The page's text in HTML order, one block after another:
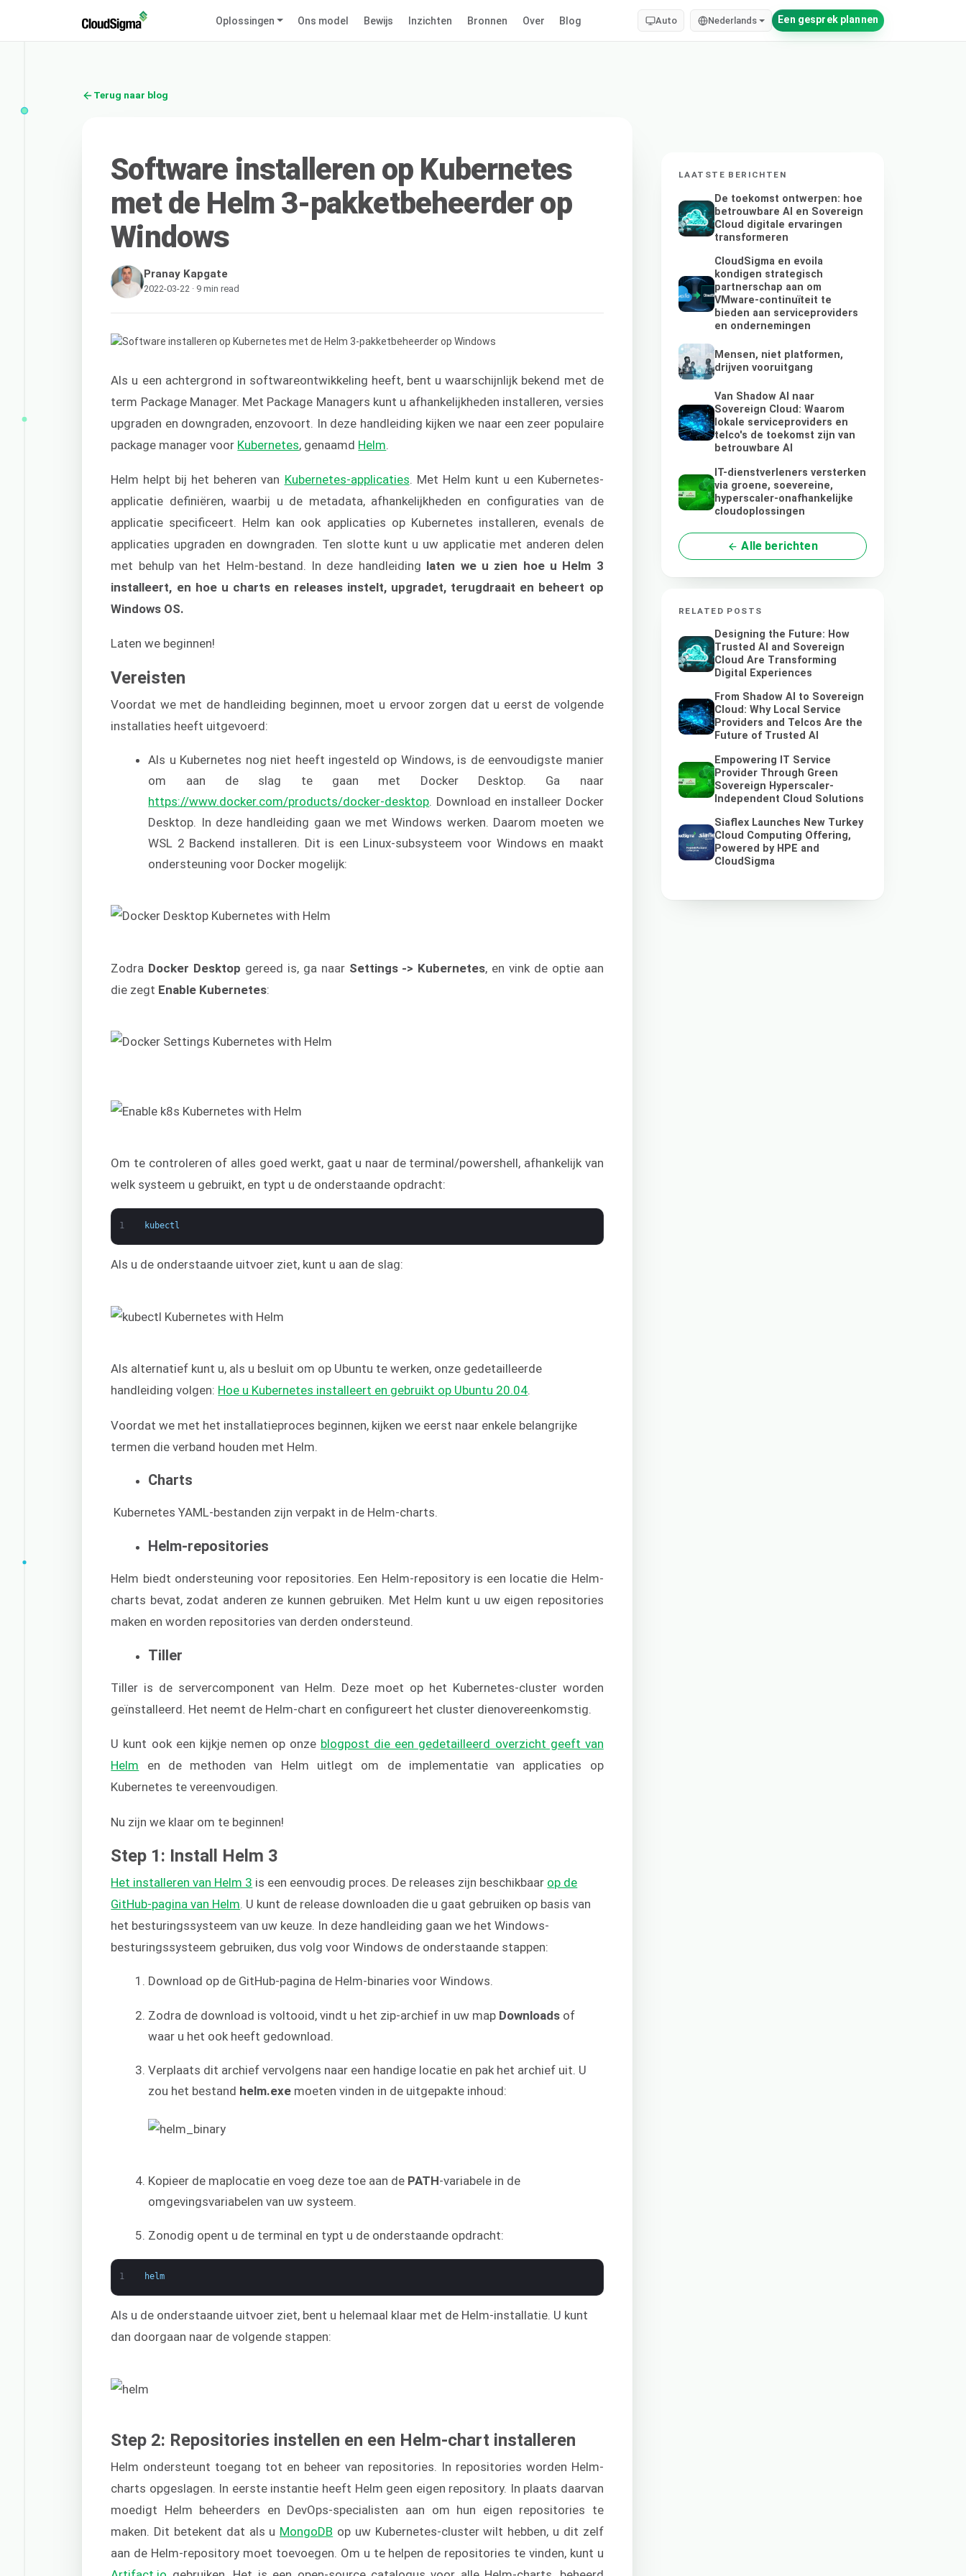
Oplossingen Ons model Bewijs Inzichten Bronnen Over Blog Auto Nederlands Een gesprek plannen
Terug naar blog
Software installeren op Kubernetes
met de Helm 3-pakketbeheerder op
Windows
Pranay Kapgate
2022-03-22 · 9 min read
Als u een achtergrond in softwareontwikkeling heeft, bent u waarschijnlijk bekend met de
term Package Manager. Met Package Managers kunt u afhankelijkheden installeren, versies
upgraden en downgraden, enzovoort. In deze handleiding kijken we naar een zeer populaire
package manager voor Kubernetes, genaamd Helm
Helm helpt bij het beheren van Kubernetes-applicaties . Met Helm kunt u een Kubernetes-
applicatie definiëren, waarbij u de metadata, afhankelijkheden en configuraties van de
applicatie specificeert. Helm kan ook applicaties op Kubernetes installeren, evenals de
applicaties upgraden en downgraden. Ten slotte kunt u uw applicatie met anderen delen
met behulp van het Helm-bestand. In deze handleiding laten we u zien hoe u Helm 3
installeert, en hoe u charts en releases instelt, upgradet, terugdraait en beheert op
Windows OS.
Laten we beginnen!
Vereisten
Voordat we met de handleiding beginnen, moet u ervoor zorgen dat u eerst de volgende
installaties heeft uitgevoerd:
Als u Kubernetes nog niet heeft ingesteld op Windows, is de eenvoudigste manier
om aan de slag te gaan met Docker Desktop. Ga naar
https://www.docker.com/products/docker-desktop. Download en installeer Docker
Desktop. In deze handleiding gaan we met Windows werken. Daarom moeten we
WSL 2 Backend installeren. Dit is een Linux-subsysteem voor Windows en maakt
ondersteuning voor Docker mogelijk:
Zodra Docker Desktop gereed is, ga naar Settings -> Kubernetes, en vink de optie aan
die zegt Enable Kubernetes:
Om te controleren of alles goed werkt, gaat u naar de terminal/powershell, afhankelijk van
welk systeem u gebruikt, en typt u de onderstaande opdracht:
1 kubectl
Als u de onderstaande uitvoer ziet, kunt u aan de slag:
Als alternatief kunt u, als u besluit om op Ubuntu te werken, onze gedetailleerde
handleiding volgen: Hoe u Kubernetes installeert en gebruikt op Ubuntu 20.04.
Voordat we met het installatieproces beginnen, kijken we eerst naar enkele belangrijke
termen die verband houden met Helm.
Charts
Kubernetes YAML-bestanden zijn verpakt in de Helm-charts.
Helm-repositories
Helm biedt ondersteuning voor repositories. Een Helm-repository is een locatie die Helm-
charts bevat, zodat anderen ze kunnen gebruiken. Met Helm kunt u uw eigen repositories
maken en worden repositories van derden ondersteund.
Tiller
Tiller is de servercomponent van Helm. Deze moet op het Kubernetes-cluster worden
geïnstalleerd. Het neemt de Helm-chart en configureert het cluster dienovereenkomstig.
U kunt ook een kijkje nemen op onze blogpost die een gedetailleerd overzicht geeft van
Helm en de methoden van Helm uitlegt om de implementatie van applicaties op
Kubernetes te vereenvoudigen.
Nu zijn we klaar om te beginnen!
Step 1: Install Helm 3
Het installeren van Helm 3 is een eenvoudig proces. De releases zijn beschikbaar op de
GitHub-pagina van Helm. U kunt de release downloaden die u gaat gebruiken op basis van
het besturingssysteem van uw keuze. In deze handleiding gaan we het Windows-
besturingssysteem gebruiken, dus volg voor Windows de onderstaande stappen:
Download op de GitHub-pagina de Helm-binaries voor Windows.
Zodra de download is voltooid, vindt u het zip-archief in uw map Downloads of
waar u het ook heeft gedownload.
Verplaats dit archief vervolgens naar een handige locatie en pak het archief uit. U
zou het bestand helm.exe moeten vinden in de uitgepakte inhoud:
Kopieer de maplocatie en voeg deze toe aan de PATH-variabele in de
omgevingsvariabelen van uw systeem.
Zonodig opent u de terminal en typt u de onderstaande opdracht:
1 helm
Als u de onderstaande uitvoer ziet, bent u helemaal klaar met de Helm-installatie. U kunt
dan doorgaan naar de volgende stappen:
Step 2: Repositories instellen en een Helm-chart installeren
Helm ondersteunt toegang tot en beheer van repositories. In repositories worden Helm-
charts opgeslagen. In eerste instantie heeft Helm geen eigen repository. In plaats daarvan
moedigt Helm beheerders en DevOps-specialisten aan om hun eigen repositories te
maken. Dit betekent dat als u MongoDB op uw Kubernetes-cluster wilt hebben, u dit zelf
aan de Helm-repository moet toevoegen. Om u te helpen de repositories te vinden, kunt u
LAATSTE BERICHTEN
De toekomst ontwerpen: hoe
betrouwbare AI en Sovereign
Cloud digitale ervaringen
transformeren
CloudSigma en evoila
kondigen strategisch
partnerschap aan om
VMware-continuïteit te
bieden aan serviceproviders
en ondernemingen
Mensen, niet platformen,
drijven vooruitgang
Van Shadow AI naar
Sovereign Cloud: Waarom
lokale serviceproviders en
telco's de toekomst zijn van
betrouwbare AI
IT-dienstverleners versterken
via groene, soevereine,
hyperscaler-onafhankelijke
cloudoplossingen
Alle berichten
RELATED POSTS
Designing the Future: How
Trusted AI and Sovereign
Cloud Are Transforming
Digital Experiences
From Shadow AI to Sovereign
Cloud: Why Local Service
Providers and Telcos Are the
Future of Trusted AI
Empowering IT Service
Provider Through Green
Sovereign Hyperscaler-
Independent Cloud Solutions
Siaflex Launches New Turkey
Cloud Computing Offering,
Powered by HPE and
CloudSigma